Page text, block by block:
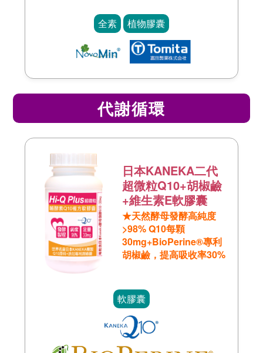
全素 植物膠囊
代謝循環
日本KANEKA二代
超微粒Q10+胡椒鹼
+維生素E軟膠囊
★天然酵母發酵高純度
>98% Q10每顆
30mg+BioPerine®專利
胡椒鹼，提高吸收率30%
軟膠囊